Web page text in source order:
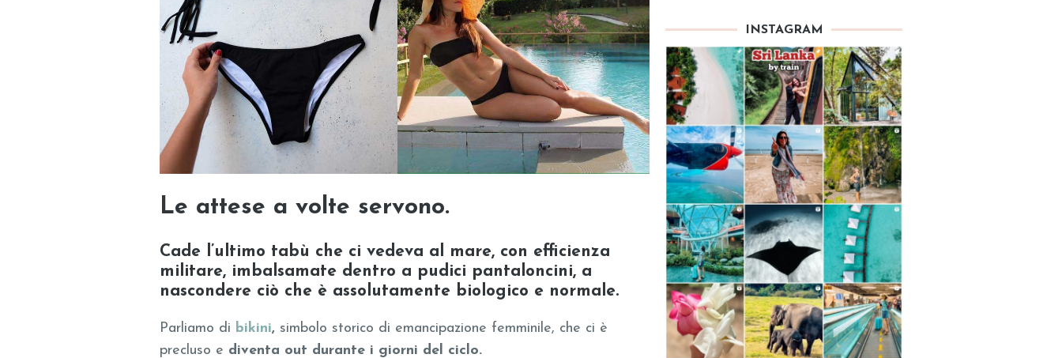
Le attese a volte servono.
Cade l’ultimo tabù che ci vedeva al mare, con efficienza
militare, imbalsamate dentro a pudici pantaloncini, a
nascondere ciò che è assolutamente biologico e normale.
Parliamo di bikini, simbolo storico di emancipazione femminile, che ci è
precluso e diventa out durante i giorni del ciclo.
INSTAGRAM